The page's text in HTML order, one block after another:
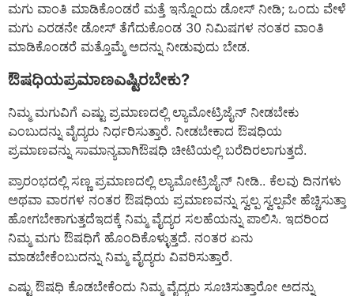
ಮಗು ವಾಂತಿ ಮಾಡಿಕೊಂಡರೆ ಮತ್ತೆ ಇನ್ನೊಂದು ಡೋಸ್ ನೀಡಿ; ಒಂದು ವೇಳೆ
ಮಗು ಎರಡನೇ ಡೋಸ್ ತೆಗೆದುಕೊಂಡ 30 ನಿಮಿಷಗಳ ನಂತರ ವಾಂತಿ
ಮಾಡಿಕೊಂಡರೆ ಮತ್ತೊಮ್ಮೆ ಅದನ್ನು ನೀಡುವುದು ಬೇಡ.
ಔಷಧಿಯಪ್ರಮಾಣಎಷ್ಟಿರಬೇಕು?
ನಿಮ್ಮ ಮಗುವಿಗೆ ಎಷ್ಟು ಪ್ರಮಾಣದಲ್ಲಿ ಲ್ಯಾಮೋಟ್ರಿಜೈನ್ ನೀಡಬೇಕು
ಎಂಬುದನ್ನು ವೈದ್ಯರು ನಿರ್ಧರಿಸುತ್ತಾರೆ. ನೀಡಬೇಕಾದ ಔಷಧಿಯ
ಪ್ರಮಾಣವನ್ನು ಸಾಮಾನ್ಯವಾಗಿಔಷಧಿ ಚೀಟಿಯಲ್ಲಿ ಬರೆದಿರಲಾಗುತ್ತದೆ.
ಪ್ರಾರಂಭದಲ್ಲಿ ಸಣ್ಣ ಪ್ರಮಾಣದಲ್ಲಿ ಲ್ಯಾಮೋಟ್ರಿಜೈನ್ ನೀಡಿ.. ಕೆಲವು ದಿನಗಳು
ಅಥವಾ ವಾರಗಳ ನಂತರ ಔಷಧಿಯ ಪ್ರಮಾಣವನ್ನು ಸ್ವಲ್ಪ ಸ್ವಲ್ಪವೇ ಹೆಚ್ಚಿಸುತ್ತಾ
ಹೋಗಬೇಕಾಗುತ್ತದೆಇದಕ್ಕೆ ನಿಮ್ಮ ವೈದ್ಯರ ಸಲಹೆಯನ್ನು ಪಾಲಿಸಿ. ಇದರಿಂದ
ನಿಮ್ಮ ಮಗು ಔಷಧಿಗೆ ಹೊಂದಿಕೊಳ್ಳುತ್ತದೆ. ನಂತರ ಏನು
ಮಾಡಬೇಕೆಂಬುದನ್ನು ನಿಮ್ಮ ವೈದ್ಯರು ವಿವರಿಸುತ್ತಾರೆ.
ಎಷ್ಟು ಔಷಧಿ ಕೊಡಬೇಕೆಂದು ನಿಮ್ಮ ವೈದ್ಯರು ಸೂಚಿಸುತ್ತಾರೋ ಅದನ್ನು